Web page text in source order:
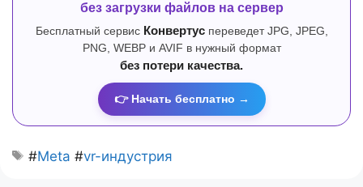
без загрузки файлов на сервер
Бесплатный сервис Конвертуспереведет JPG, JPEG,
PNG, WEBP и AVIF в нужный формат
без потери качества.
👉 Начать бесплатно →
#Meta #vr-индустрия